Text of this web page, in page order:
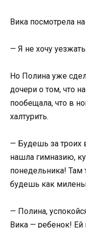
Вика посмотрела
— Я не хочу
Но Полина уже
дочери о том, что
пообещала, что в
халтурить.
— Будешь за троих
нашла гимназию,
понедельника! Там
будешь как
— Полина,
Вика — ребенок! Ей